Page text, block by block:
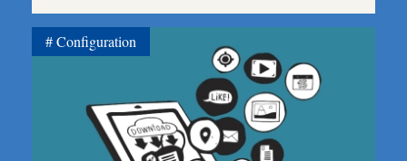
Configuration